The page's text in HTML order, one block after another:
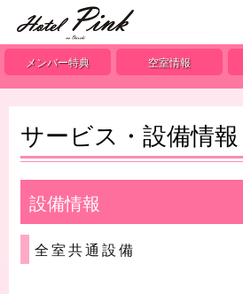
メンバー特典 空室情報
サービス・設備情報
設備情報
全室共通設備